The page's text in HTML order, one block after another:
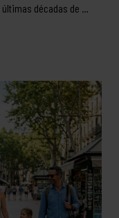
décadas de …